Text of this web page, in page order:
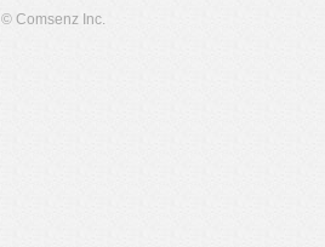
© Comsenz Inc.